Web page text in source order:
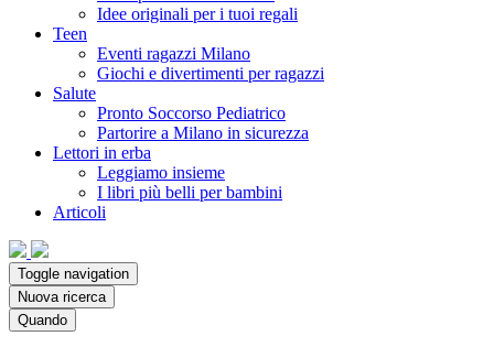
Idee originali per i tuoi regali
Teen
Eventi ragazzi Milano
Giochi e divertimenti per ragazzi
Salute
Pronto Soccorso Pediatrico
Partorire a Milano in sicurezza
Lettori in erba
Leggiamo insieme
I libri più belli per bambini
Articoli
Toggle navigation
Nuova ricerca
Quando